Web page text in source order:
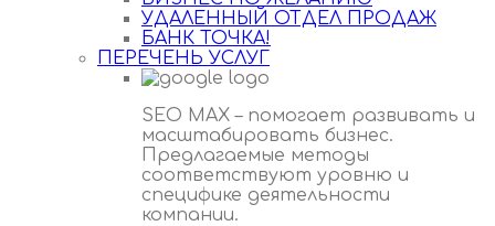
УДАЛЕННЫЙ ОТДЕЛ ПРОДАЖ
БАНК ТОЧКА!
ПЕРЕЧЕНЬ УСЛУГ
SEO MAX – помогает развивать и
масштабировать бизнес.
Предлагаемые методы
соответствуют уровню и
специфике деятельности
компании.